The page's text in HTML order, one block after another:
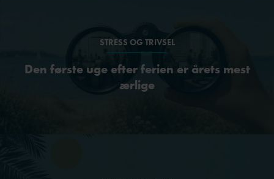
STRESS OG TRIVSEL
Den første uge efter ferien er årets mest
ærlige